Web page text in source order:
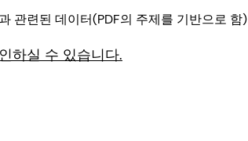
관련된 데이터(PDF의 주제를 기반으로 함)
하실 수 있습니다.